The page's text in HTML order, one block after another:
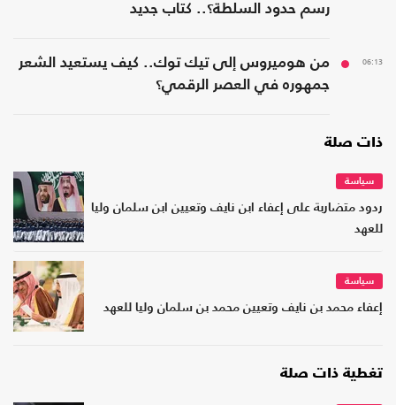
رسم حدود السلطة؟.. كتاب جديد
06:13
من هوميروس إلى تيك توك.. كيف يستعيد الشعر
جمهوره في العصر الرقمي؟
ذات صلة
سياسة
ردود متضاربة على إعفاء ابن نايف وتعيين ابن سلمان وليا
للعهد
سياسة
إعفاء محمد بن نايف وتعيين محمد بن سلمان وليا للعهد
تغطية ذات صلة